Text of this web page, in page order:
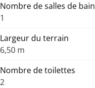
Nombre de salles de bain
1
Largeur du terrain
6,50 m
Nombre de toilettes
2